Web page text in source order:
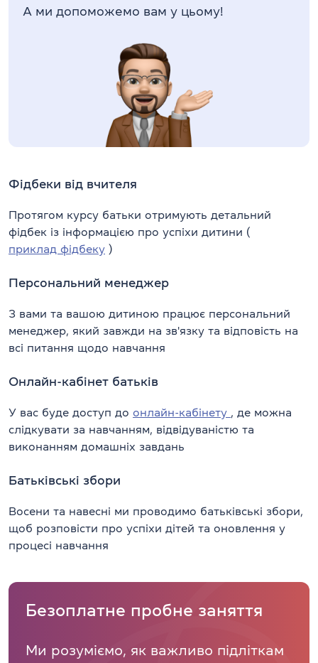
А ми допоможемо вам у цьому!
Фідбеки від вчителя
Протягом курсу батьки отримують детальний
фідбек із інформацією про успіхи дитини (
приклад фідбеку )
Персональний менеджер
З вами та вашою дитиною працює персональний
менеджер, який завжди на зв'язку та відповість на
всі питання щодо навчання
Онлайн-кабінет батьків
У вас буде доступ до онлайн-кабінету
, де можна
слідкувати за навчанням, відвідуваністю та
виконанням домашніх завдань
Батьківські збори
Восени та навесні ми проводимо батьківські збори,
щоб розповісти про успіхи дітей та оновлення у
процесі навчання
Безоплатне пробне заняття
Ми розуміємо, як важливо підліткам